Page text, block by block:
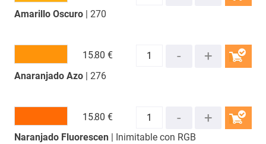
Amarillo Oscuro| 270
Anaranjado Azo| 276
15.80 €
Naranjado Fluorescen| Inimitable con RGB
15.80 €